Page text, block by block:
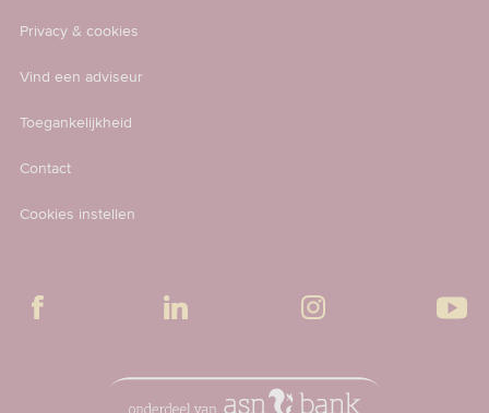
Privacy & cookies
Vind een adviseur
Toegankelijkheid
Contact
Cookies instellen